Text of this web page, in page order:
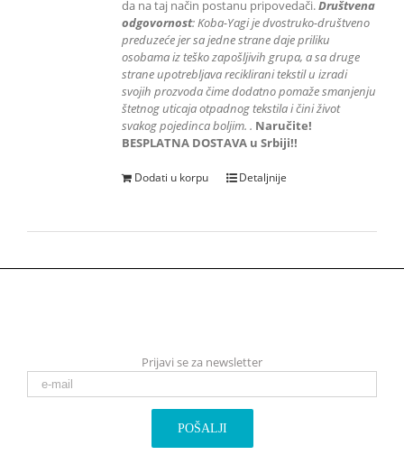
da na taj način postanu pripovedači.Društvena
odgovornost: Koba-Yagi je dvostruko-društveno
preduzeće jer sa jedne strane daje priliku
osobama iz teško zapošljivih grupa, a sa druge
strane upotrebljava reciklirani tekstil u izradi
svojih prozvoda čime dodatno pomaže smanjenju
štetnog uticaja otpadnog tekstila i čini život
svakog pojedinca boljim. . Naručite!
BESPLATNA DOSTAVA u Srbiji!!
Dodati u korpu Detaljnije
Prijavi se za newsletter